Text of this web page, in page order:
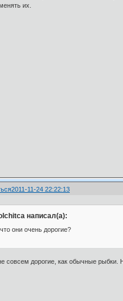
их.
2011-11-24 22:22:13
написал(а):
они очень дорогие?
совсем дорогие, как обычные